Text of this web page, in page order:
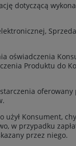
dotyczącą
oświadczenia
Produktu do
użył Konsument,
w przypadku
przez niego.